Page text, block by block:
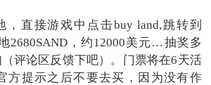
，直接游戏中点击buy land,跳转到
2680SAND，约12000美元…抽奖多
评论区反馈下吧）。门票将在6天活
方提示之后不要去买，因为没有作